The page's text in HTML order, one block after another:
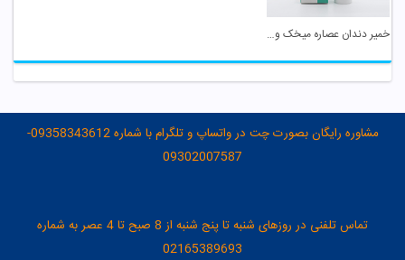
خمیر دندان عصاره میخک و روغن درخت چای میسویک
مشاوره رایگان بصورت چت در واتساپ و تلگرام با شماره 09358343612-
09302007587
تماس تلفنی در روزهای شنبه تا پنج شنبه از 8 صبح تا 4 عصر به شماره
02165389693